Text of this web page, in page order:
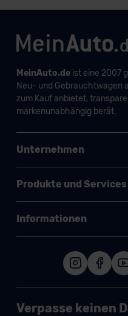
MeinAuto.deist eine 2007
Neu- und Gebrauchtwagen
zum Kauf anbietet,
markenunabhängig berät.
Unternehmen
Produkte und Services
Informationen
Verpasse keinen